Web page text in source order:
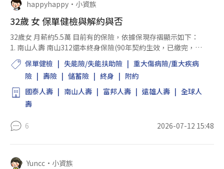
happyhappy • 小資族
32歲 女 保單健檢與解約與否
32歲女 月薪約5.5萬 目前有的保險，依據保現存褶顯示如下：
1. 南山人壽 南山312還本終身保險(90年契約生效，已繳完，保
額300000) 2. 國泰人壽 美滿人生202終身(87年契約生效，已繳
完，保額••••••••) 附約:防癌...
保單健檢 失能險/失能扶助險
重大傷病險/重大疾病
險
壽險 儲蓄險 終身
附約
國泰人壽
南山人壽 富邦人壽 遠雄人壽
全球人
壽
6 2026-07-12 15:48
Yuncc • 小資族